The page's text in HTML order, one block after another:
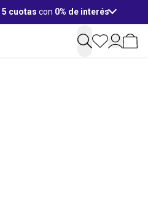
5 cuotas con 0% de interés